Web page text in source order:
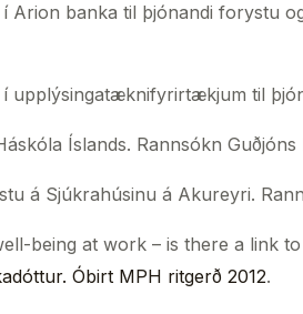
Arion banka til þjónandi forystu
upplýsingatæknifyrirtækjum til
Íslands. Rannsókn Guðjóns
á Sjúkrahúsinu á Akureyri.
being at work – is there a link
Óbirt MPH ritgerð 2012.